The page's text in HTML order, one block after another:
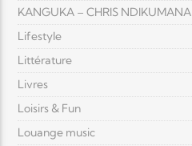
KANGUKA – CHRIS NDIKUMANA
Lifestyle
Littérature
Livres
Loisirs & Fun
Louange music